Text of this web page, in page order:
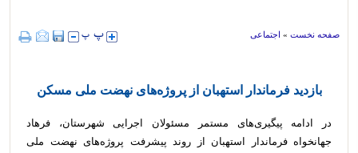
صفحه نخست » اجتماعی
بازدید فرماندار استهبان از پروژه‌های نهضت ملی مسکن
در ادامه پیگیری‌های مستمر مسئولان اجرایی شهرستان، فرهاد
جهانخواه فرماندار استهبان از روند پیشرفت پروژه‌های نهضت ملی